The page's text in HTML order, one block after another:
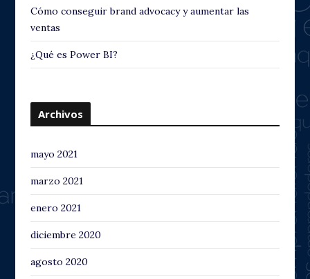
Cómo conseguir brand advocacy y aumentar las
ventas
¿Qué es Power BI?
Archivos
mayo 2021
marzo 2021
enero 2021
diciembre 2020
agosto 2020